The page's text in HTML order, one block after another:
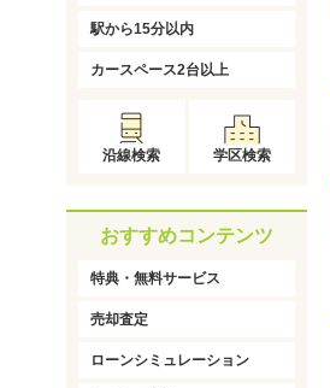
駅から15分以内
カースペース2台以上
沿線検索 学区検索
おすすめコンテンツ
特典・無料サービス
売却査定
ローンシミュレーション